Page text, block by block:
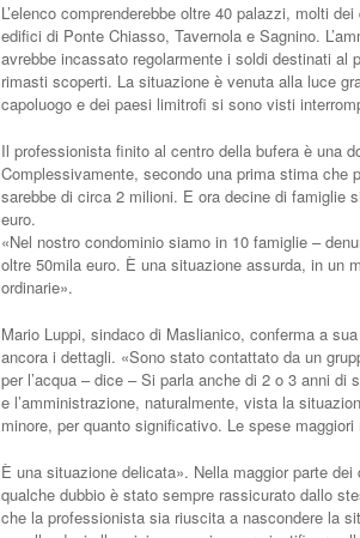
L’elenco comprenderebbe oltre 40 palazzi, molti
edifici di Ponte Chiasso, Tavernola e Sagnino.
avrebbe incassato regolarmente i soldi destinati
rimasti scoperti. La situazione è venuta alla luce
capoluogo e dei paesi limitrofi si sono visti
Il professionista finito al centro della bufera è una
Complessivamente, secondo una prima stima che
sarebbe di circa 2 milioni. E ora decine di famiglie
euro.
«Nel nostro condominio siamo in 10 famiglie –
oltre 50mila euro. È una situazione assurda, in un
ordinarie».
Mario Luppi, sindaco di Maslianico, conferma a
ancora i dettagli. «Sono stato contattato da un
per l’acqua – dice – Si parla anche di 2 o 3 anni
e l’amministrazione, naturalmente, vista la
minore, per quanto significativo. Le spese
È una situazione delicata». Nella maggior parte
qualche dubbio è stato sempre rassicurato dallo
che la professionista sia riuscita a nascondere la